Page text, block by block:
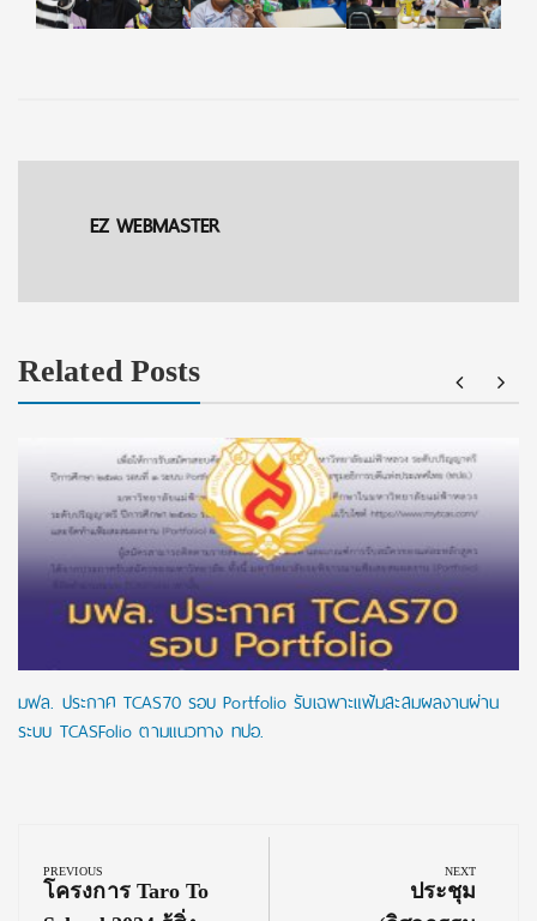
EZ WEBMASTER
Related Posts
มฟล. ประกาศ TCAS70 รอบ Portfolio รับเฉพาะแฟ้มสะสมผลงานผ่าน
ระบบ TCASFolio ตามแนวทาง ทปอ.
navigation
PREVIOUS
Previous
โครงการ Taro To
NEXT
Next
ประชุม